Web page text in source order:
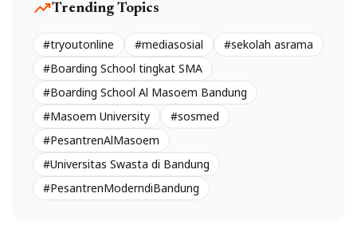
trending_upTrending Topics
#tryoutonline #mediasosial
#sekolah asrama
#Boarding School tingkat SMA
#Boarding School Al Masoem Bandung
#Masoem University
#sosmed
#PesantrenAlMasoem
#Universitas Swasta di Bandung
#PesantrenModerndiBandung